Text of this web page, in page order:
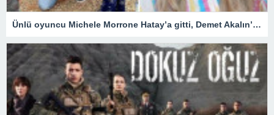
Ünlü oyuncu Michele Morrone Hatay’a gitti, Demet Akalın’dan yorum gecikmedi